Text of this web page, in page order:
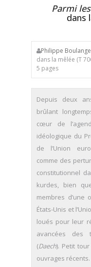
Parmi
dans
Philippe
dans la mêlée (T
5 pages
Depuis deux
brûlant
cœur de
idéologique du
de l’Union
comme des
constitutionnel
kurdes, bien
membres d’une
États-Unis et
loués pour leur
avancées des
(Daech). Petit
ouvrages récents.